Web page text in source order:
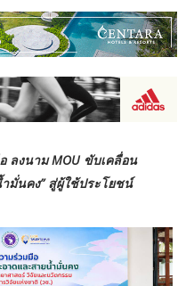
ลงนาม MOU ขับเคลื่อน
มั่นคง” สู่ผู้ใช้ประโยชน์